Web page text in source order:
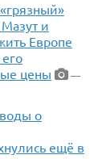
и
Европе
цены
—
о
ещё в